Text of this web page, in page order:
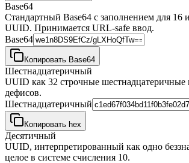
Base64
Стандартный Base64 с заполнением для 16
UUID. Принимается URL-safe ввод.
Base64
Копировать Base64
Шестнадцатеричный
UUID как 32 строчные шестнадцатеричные
дефисов.
Шестнадцатеричный
Копировать hex
Десятичный
UUID, интерпретированный как одно
целое в системе счисления 10.